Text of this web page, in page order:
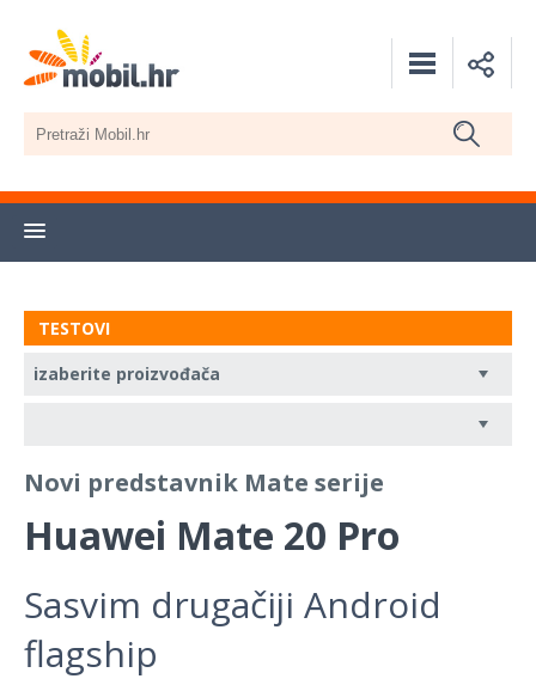
TESTOVI
Novi predstavnik Mate serije
Huawei Mate 20 Pro
Sasvim drugačiji Android
flagship